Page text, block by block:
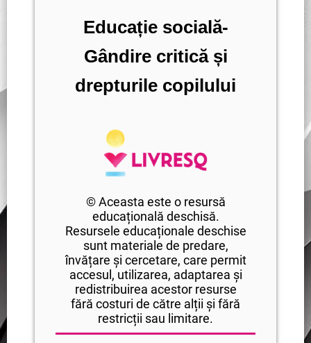
Educație socială-
Gândire critică și
drepturile copilului
© Aceasta este o resursă
educațională deschisă.
Resursele educaționale deschise
sunt materiale de predare,
învățare și cercetare, care permit
accesul, utilizarea, adaptarea și
redistribuirea acestor resurse
fără costuri de către alții și fără
restricții sau limitare.